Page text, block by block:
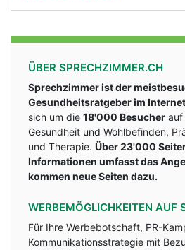
ÜBER SPRECHZIMMER.CH
Sprechzimmer ist der
Gesundheitsratgeber im Internet
sich um die 18'000 Besucher auf
Gesundheit und Wohlbefinden,
und Therapie. Über 23'000
Informationen umfasst das
kommen neue Seiten dazu.
WERBEMÖGLICHKEITEN AUF
Für Ihre Werbebotschaft, PR-
Kommunikationsstrategie mit